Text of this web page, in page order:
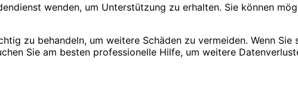
wenden, um Unterstützung zu erhalten. Sie können
zu behandeln, um weitere Schäden zu vermeiden. Wenn
Sie am besten professionelle Hilfe, um weitere